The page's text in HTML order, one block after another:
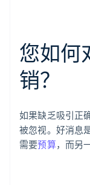
您如何
销？
如果缺乏吸引正
被忽视。好消息
需要预算，而另